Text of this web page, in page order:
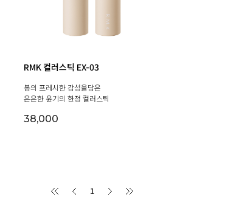
RMK 컬러스틱 EX-03
봄의 프레시한 감성을담은
은은한 윤기의 한정 컬러스틱
38,000
1